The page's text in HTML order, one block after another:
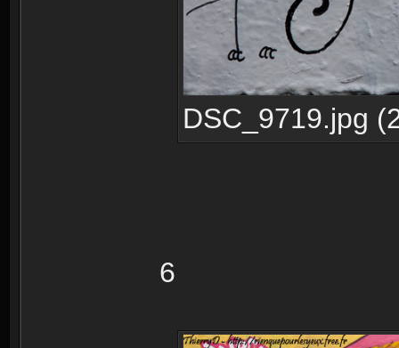
DSC_9719.jpg
6